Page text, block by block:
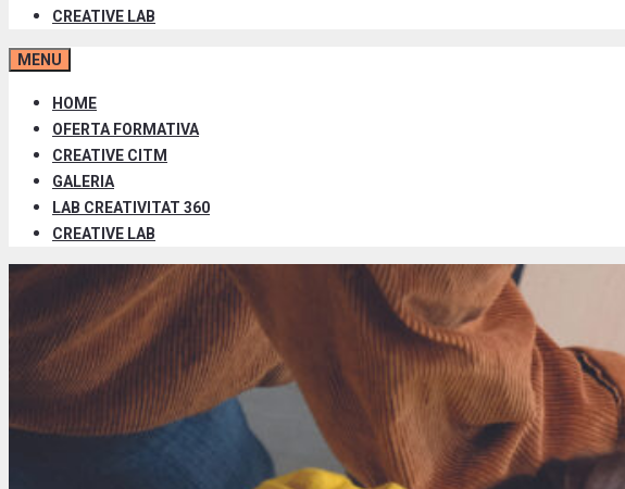
CREATIVE LAB
MENU
HOME
OFERTA FORMATIVA
CREATIVE CITM
GALERIA
LAB CREATIVITAT 360
CREATIVE LAB